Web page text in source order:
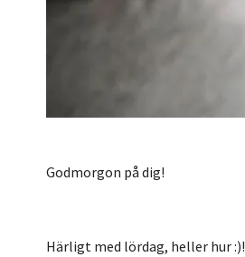
Godmorgon på dig!
Härligt med lördag, heller hur :)!